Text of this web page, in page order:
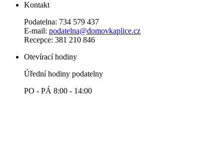
Kontakt
Podatelna: 734 579 437
E-mail: podatelna@domovkaplice.cz
Recepce: 381 210 846
Otevírací hodiny
Úřední hodiny podatelny
PO - PÁ 8:00 - 14:00